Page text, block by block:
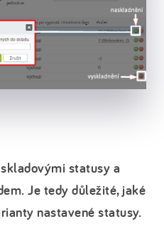
statusy a
Je tedy důležité, jaké
nastavené statusy.